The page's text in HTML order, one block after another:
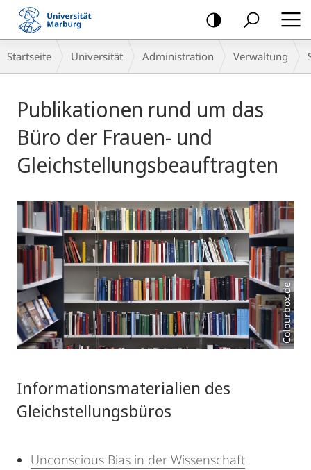
Mobile-
Navigation
Breadcrumb-
Navigation
Startseite Universität Administration Verwaltung
Publikationen rund um das
Büro der Frauen- und
Gleichstellungsbeauftragten
Colourbox.de
Informationsmaterialien des
Gleichstellungsbüros
Unconscious Bias in der Wissenschaft